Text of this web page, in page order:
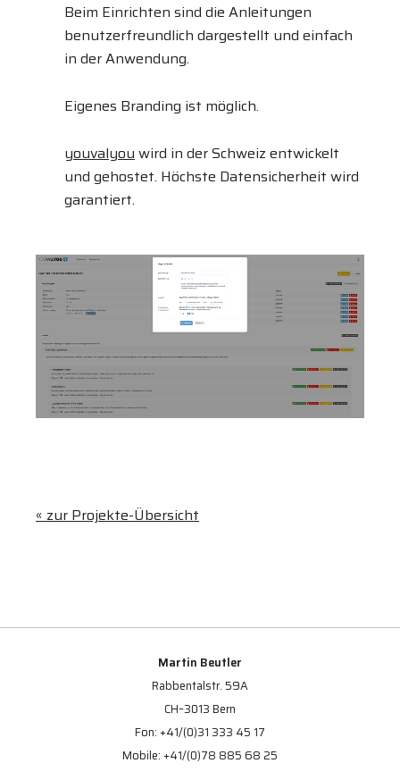
Beim Einrichten sind die Anleitungen
benutzerfreundlich dargestellt und einfach
in der Anwendung.
Eigenes Branding ist möglich.
youvalyouwird in der Schweiz entwickelt
und gehostet. Höchste Datensicherheit wird
garantiert.
« zur Projekte-Übersicht
Martin Beutler
Rabbentalstr. 59A
CH–3013 Bern
Fon: +41/(0)31 333 45 17
Mobile: +41/(0)78 885 68 25